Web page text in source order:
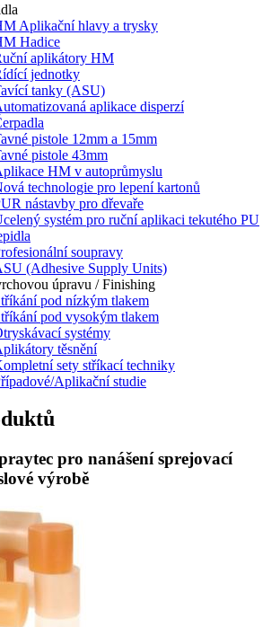
Aplikační hlavy a trysky
Hadice
aplikátory HM
jednotky
tanky (ASU)
aplikace disperzí
pistole 12mm a 15mm
pistole 43mm
HM v autoprůmyslu
technologie pro lepení kartonů
nástavby pro dřevaře
systém pro ruční aplikaci tekutého PU
soupravy
(Adhesive Supply Units)
úpravu / Finishing
pod nízkým tlakem
pod vysokým tlakem
systémy
těsnění
sety stříkací techniky
Aplikační studie
pro nanášení sprejovací
výrobě